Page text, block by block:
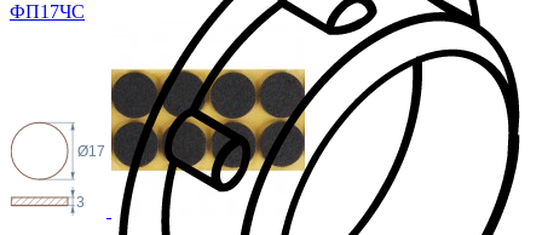
ФП17ЧС
3
Ø17